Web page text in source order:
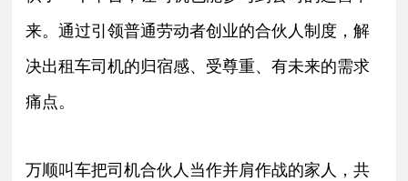
来。通过引领普通劳动者创业的合伙人制度，解
决出租车司机的归宿感、受尊重、有未来的需求
痛点。
万顺叫车把司机合伙人当作并肩作战的家人，共